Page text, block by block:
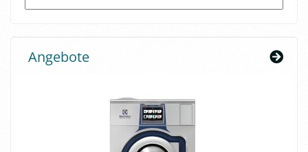
Angebote